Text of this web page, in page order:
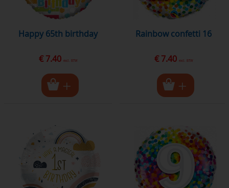
happy 65th birthday
€ 7.40 excl. BTW
rainbow confetti 16
€ 7.40 excl. BTW